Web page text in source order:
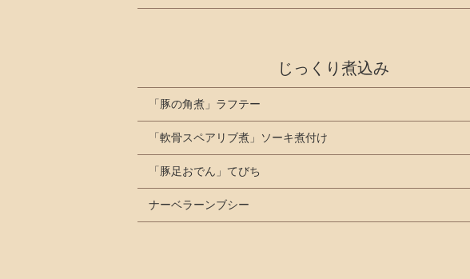
じっくり煮込み
「豚の角煮」ラフテー
「軟骨スペアリブ煮」ソーキ煮付け
「豚足おでん」てびち
ナーベラーンブシー